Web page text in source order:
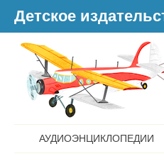
Детское
АУДИОЭНЦИКЛОПЕДИИ